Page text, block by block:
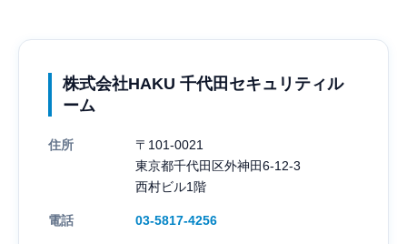
株式会社HAKU 千代田セキュリティル
ーム
住所
〒101-0021
東京都千代田区外神田6-12-3
西村ビル1階
電話 03-5817-4256